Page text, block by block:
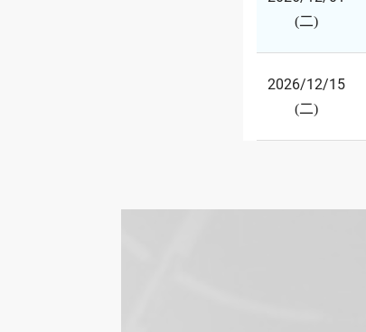
(二)
2026/12/15
(二)